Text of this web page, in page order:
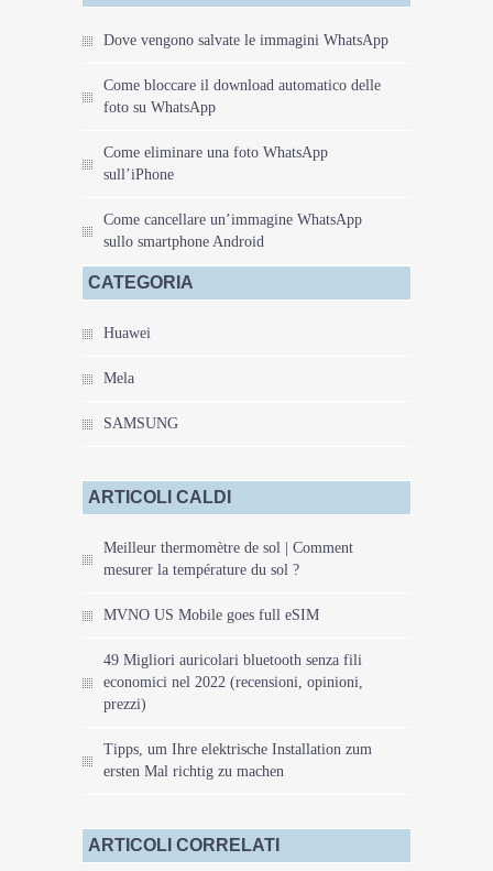
Dove vengono salvate le immagini WhatsApp
Come bloccare il download automatico delle
foto su WhatsApp
Come eliminare una foto WhatsApp
sull’iPhone
Come cancellare un’immagine WhatsApp
sullo smartphone Android
CATEGORIA
Huawei
Mela
SAMSUNG
ARTICOLI CALDI
Meilleur thermomètre de sol | Comment
mesurer la température du sol ?
MVNO US Mobile goes full eSIM
49 Migliori auricolari bluetooth senza fili
economici nel 2022 (recensioni, opinioni,
prezzi)
Tipps, um Ihre elektrische Installation zum
ersten Mal richtig zu machen
ARTICOLI CORRELATI